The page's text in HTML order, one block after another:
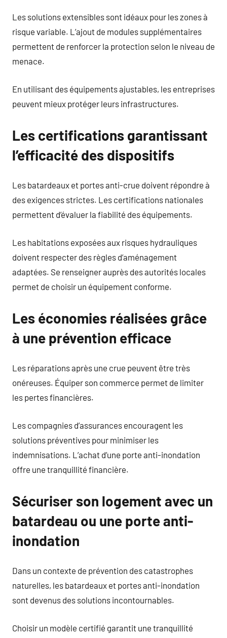
Les solutions extensibles sont idéaux pour les zones à
risque variable. L’ajout de modules supplémentaires
permettent de renforcer la protection selon le niveau de
menace.
En utilisant des équipements ajustables, les entreprises
peuvent mieux protéger leurs infrastructures.
Les certifications garantissant
l’efficacité des dispositifs
Les batardeaux et portes anti-crue doivent répondre à
des exigences strictes. Les certifications nationales
permettent d’évaluer la fiabilité des équipements.
Les habitations exposées aux risques hydrauliques
doivent respecter des règles d’aménagement
adaptées. Se renseigner auprès des autorités locales
permet de choisir un équipement conforme.
Les économies réalisées grâce
à une prévention efficace
Les réparations après une crue peuvent être très
onéreuses. Équiper son commerce permet de limiter
les pertes financières.
Les compagnies d’assurances encouragent les
solutions préventives pour minimiser les
indemnisations. L’achat d’une porte anti-inondation
offre une tranquillité financière.
Sécuriser son logement avec un
batardeau ou une porte anti-
inondation
Dans un contexte de prévention des catastrophes
naturelles, les batardeaux et portes anti-inondation
sont devenus des solutions incontournables.
Choisir un modèle certifié garantit une tranquillité